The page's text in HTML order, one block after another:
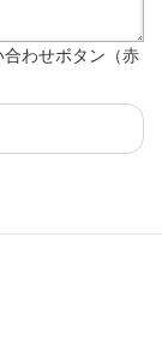
わせボタン（赤